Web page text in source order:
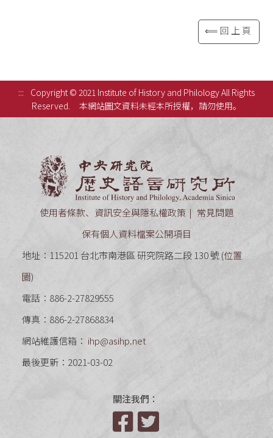
⟸回上頁
:::
Copyright © 2021 Institute of History and Philology All Rights
Reserved.
本網站圖文資料未經本所授權，請勿使用。
使用者條款、資訊安全與隱私權政策
常見問題
保有個人資料檔案公開項目
地址：115201 台北市南港區 研究院路二段 130 號 (位置
圖)
電話：886-2-27829555
傳真：886-2-27868834
網站維護信箱： ihp@asihp.net
最後更新：2021-03-02
關注我們：
Facebook